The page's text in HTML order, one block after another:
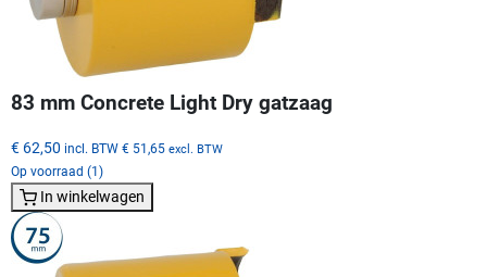
83 mm Concrete Light Dry gatzaag
€ 62,50 incl. BTW € 51,65 excl. BTW
Op voorraad (1)
In winkelwagen